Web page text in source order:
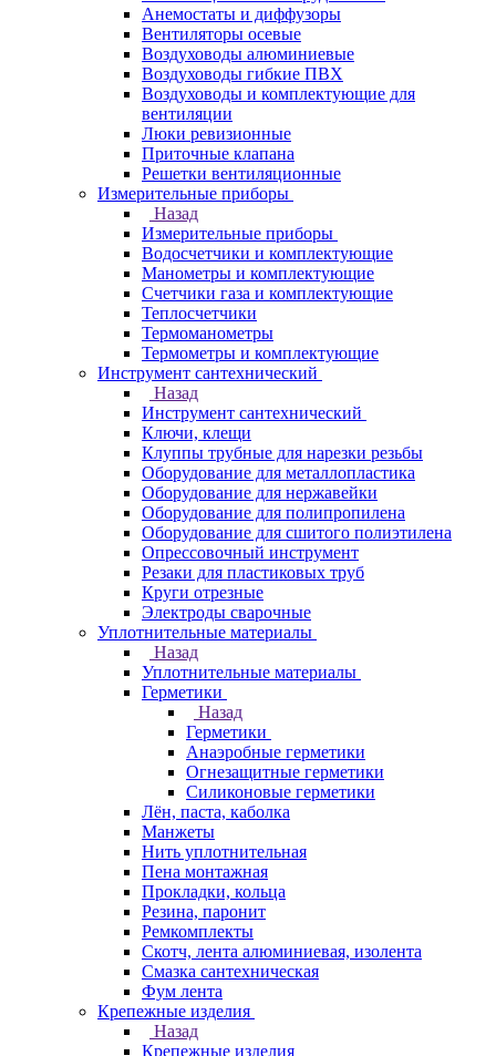
Анемостаты и диффузоры
Вентиляторы осевые
Воздуховоды алюминиевые
Воздуховоды гибкие ПВХ
Воздуховоды и комплектующие для
вентиляции
Люки ревизионные
Приточные клапана
Решетки вентиляционные
Измерительные приборы
Назад
Измерительные приборы
Водосчетчики и комплектующие
Манометры и комплектующие
Счетчики газа и комплектующие
Теплосчетчики
Термоманометры
Термометры и комплектующие
Инструмент сантехнический
Назад
Инструмент сантехнический
Ключи, клещи
Клуппы трубные для нарезки резьбы
Оборудование для металлопластика
Оборудование для нержавейки
Оборудование для полипропилена
Оборудование для сшитого полиэтилена
Опрессовочный инструмент
Резаки для пластиковых труб
Круги отрезные
Электроды сварочные
Уплотнительные материалы
Назад
Уплотнительные материалы
Герметики
Назад
Герметики
Анаэробные герметики
Огнезащитные герметики
Силиконовые герметики
Лён, паста, каболка
Манжеты
Нить уплотнительная
Пена монтажная
Прокладки, кольца
Резина, паронит
Ремкомплекты
Скотч, лента алюминиевая, изолента
Смазка сантехническая
Фум лента
Крепежные изделия
Назад
Крепежные изделия